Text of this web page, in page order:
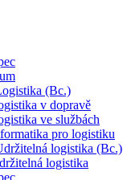
(Bc.)
v dopravě
ve službách
pro logistiku
logistika (Bc.)
logistika